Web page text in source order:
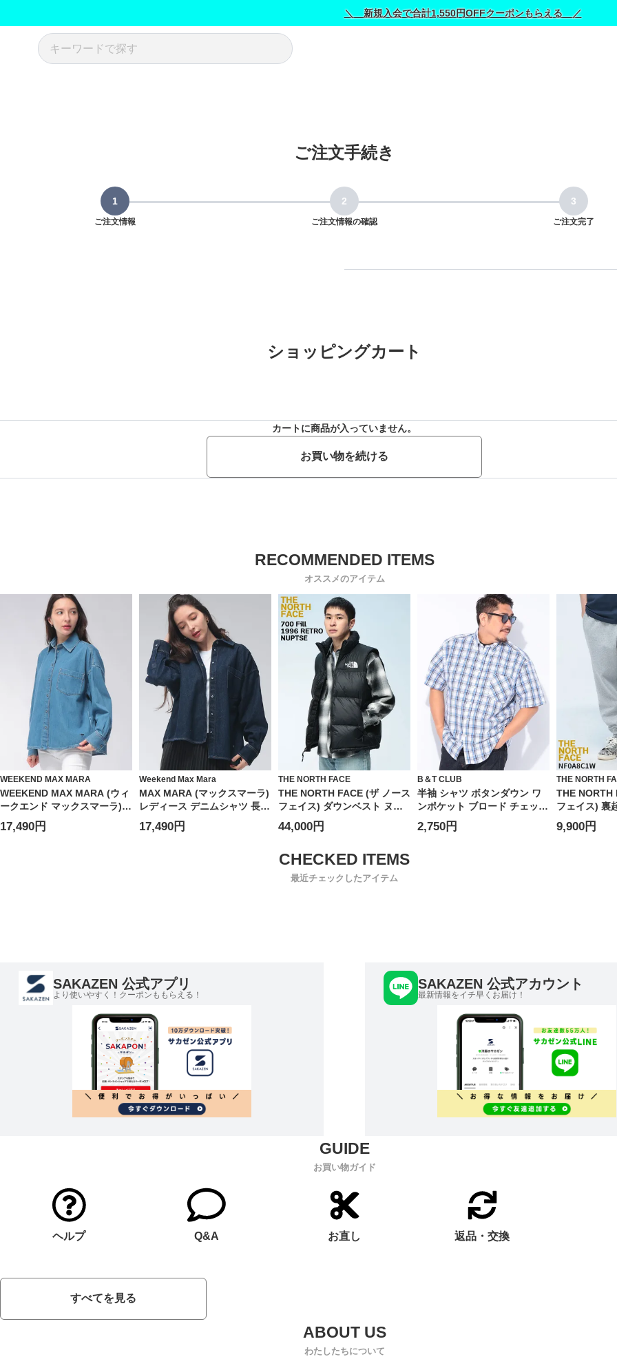
＼ 新規入会で合計1,550円OFFクーポンもらえる ／
ご注文手続き
ご注文情報 ご注文情報の確認 ご注文完了
ショッピングカート
カートに商品が入っていません。
お買い物を続ける
オススメのアイテム
WEEKEND MAX MARA
WEEKEND MAX MARA (ウィ
ークエンド マックスマーラ)
レディース シャツ 長袖 ショ
ート丈 ワンポケット デニム
17,490円
Weekend Max Mara
MAX MARA (マックスマーラ)
レディース デニムシャツ 長袖
ロゴ ワンポイント ポケット
デニム シャツ ジャケット
17,490円
THE NORTH FACE
THE NORTH FACE (ザ ノース
フェイス) ダウンベスト ヌプ
シベスト フード収納 フルジッ
プ 700フィルパワー 1996
44,000円
B＆T CLUB
半袖 シャツ ボタンダウン ワ
ンポケット ブロード チェック
トップス チェック 大きいサイ
ズ メンズ
2,750円
THE NORTH
THE NORTH
フェイス) 裏
パンツ ジョ
イント スウ
9,900円
最近チェックしたアイテム
SAKAZEN 公式アプリ
より使いやすく！クーポンももらえる！
SAKAZEN 公式アカウント
最新情報をイチ早くお届け！
お買い物ガイド
ヘルプ Q&A お直し 返品・交換
すべてを見る
わたしたちについて